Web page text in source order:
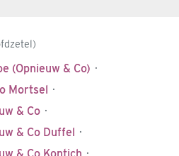
(Opnieuw & Co) ·
Mortsel ·
& Co ·
& Co Duffel ·
& Co Kontich ·